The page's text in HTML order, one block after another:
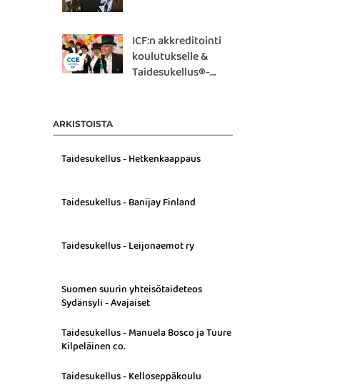
ICF:n akkreditointi
koulutukselle &
Taidesukellus®-
ARKISTOISTA
Taidesukellus - Hetkenkaappaus
Taidesukellus - Banijay Finland
Taidesukellus - Leijonaemot ry
Suomen suurin yhteisötaideteos
Sydänsyli - Avajaiset
Taidesukellus - Manuela Bosco ja Tuure
Kilpeläinen co.
Taidesukellus - Kelloseppäkoulu